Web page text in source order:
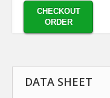
CHECKOUT
ORDER
DATA SHEET